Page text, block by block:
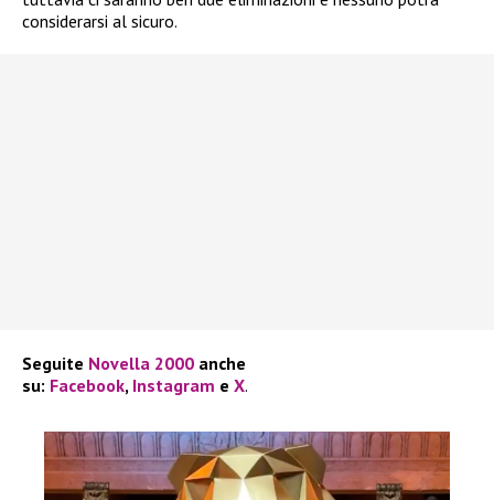
considerarsi al sicuro.
Seguite Novella 2000 anche
su: Facebook, Instagram e X.